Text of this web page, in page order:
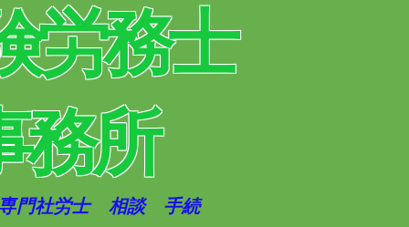
労務士
務所
門社労士 相談 手続